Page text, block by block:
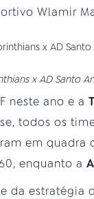
Wlamir
x AD Santo
neste ano e a
todos os
em quadra
enquanto a
da estratégia